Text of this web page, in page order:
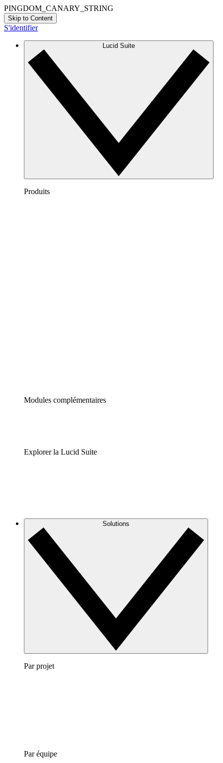
PINGDOM_CANARY_STRING
Skip to Content
S'identifier
Lucid Suite
Produits
Modules complémentaires
Explorer la Lucid Suite
Solutions
Par projet
Par équipe